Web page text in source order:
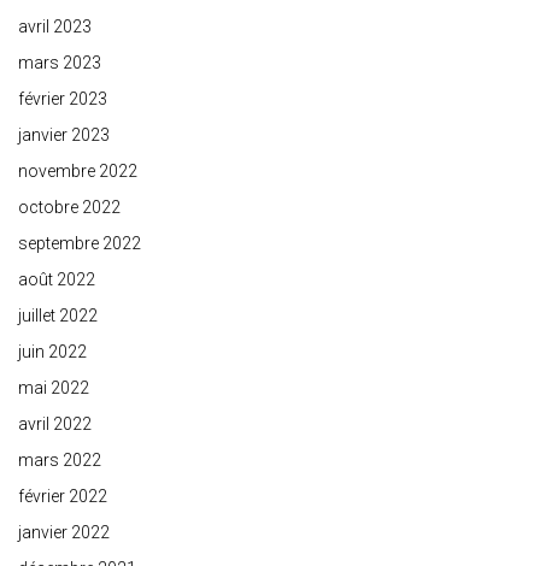
avril 2023
mars 2023
février 2023
janvier 2023
novembre 2022
octobre 2022
septembre 2022
août 2022
juillet 2022
juin 2022
mai 2022
avril 2022
mars 2022
février 2022
janvier 2022